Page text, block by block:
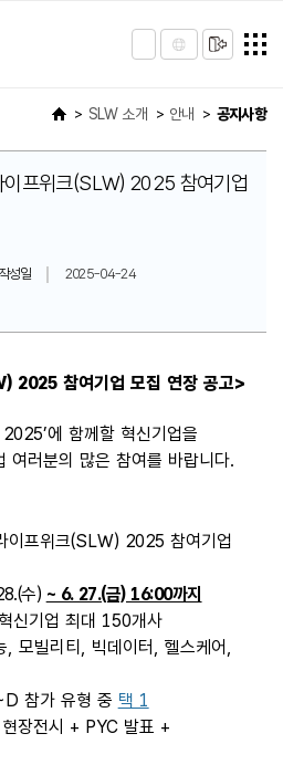
SLW 소개 안내 공지사항
이프위크(SLW) 2025 참여기업
작성일
2025-04-24
2025 참여기업 모집 연장 공고>
에 함께할 혁신기업을
여러분의 많은 참여를 바랍니다.
이프위크(SLW) 2025 참여기업
수) ~ 6. 27.(금) 16:00까지
신기업 최대 150개사
모빌리티, 빅데이터, 헬스케어,
참가 유형 중 택 1
장전시 + PYC 발표 +